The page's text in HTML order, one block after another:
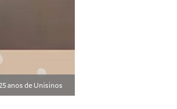
anos de Unisinos